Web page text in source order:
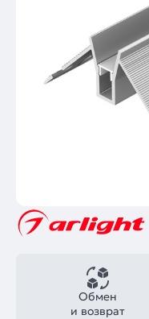
Обмен
и возврат